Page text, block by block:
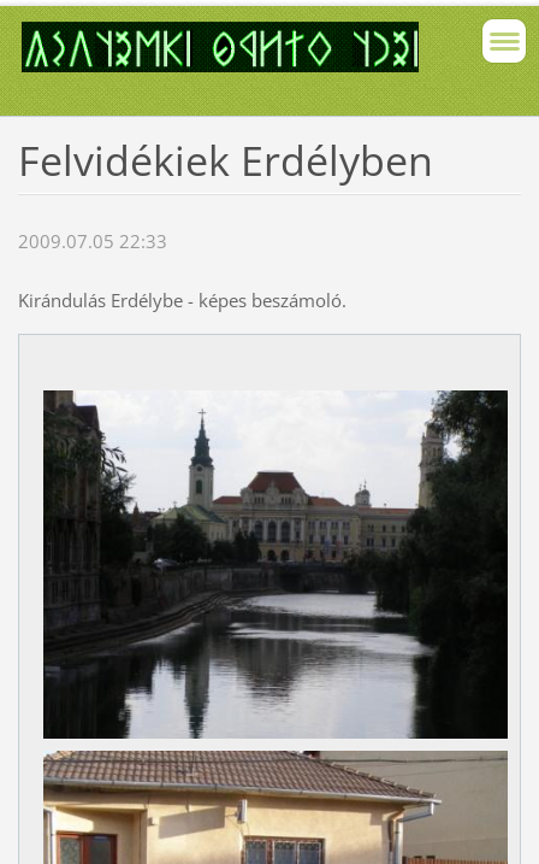
Felvidékiek Erdélyben
2009.07.05 22:33
Kirándulás Erdélybe - képes beszámoló.